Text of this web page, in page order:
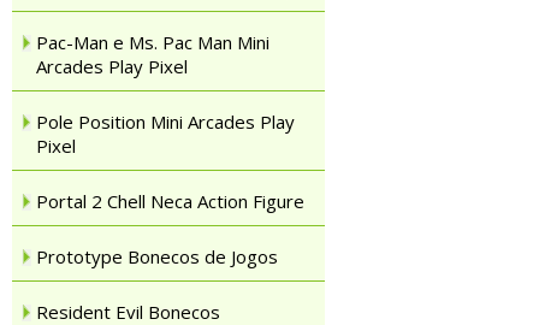
Pac-Man e Ms. Pac Man Mini
Arcades Play Pixel
Pole Position Mini Arcades Play
Pixel
Portal 2 Chell Neca Action Figure
Prototype Bonecos de Jogos
Resident Evil Bonecos